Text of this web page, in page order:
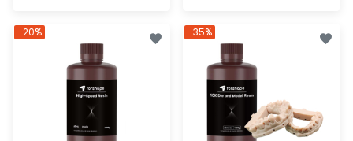
rapide
-20% -35%